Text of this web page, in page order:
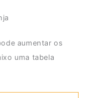
aumentar os
uma tabela